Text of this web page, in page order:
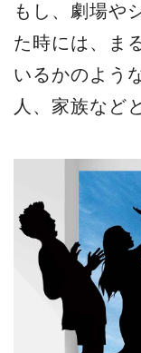
もし、劇場や
た時には、ま
いるかのよう
人、家族など